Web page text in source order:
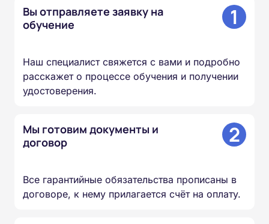
Вы отправляете заявку на
обучение
1
Наш специалист свяжется с вами и подробно
расскажет о процессе обучения и получении
удостоверения.
Мы готовим документы и
договор
2
Все гарантийные обязательства прописаны в
договоре, к нему прилагается счёт на оплату.